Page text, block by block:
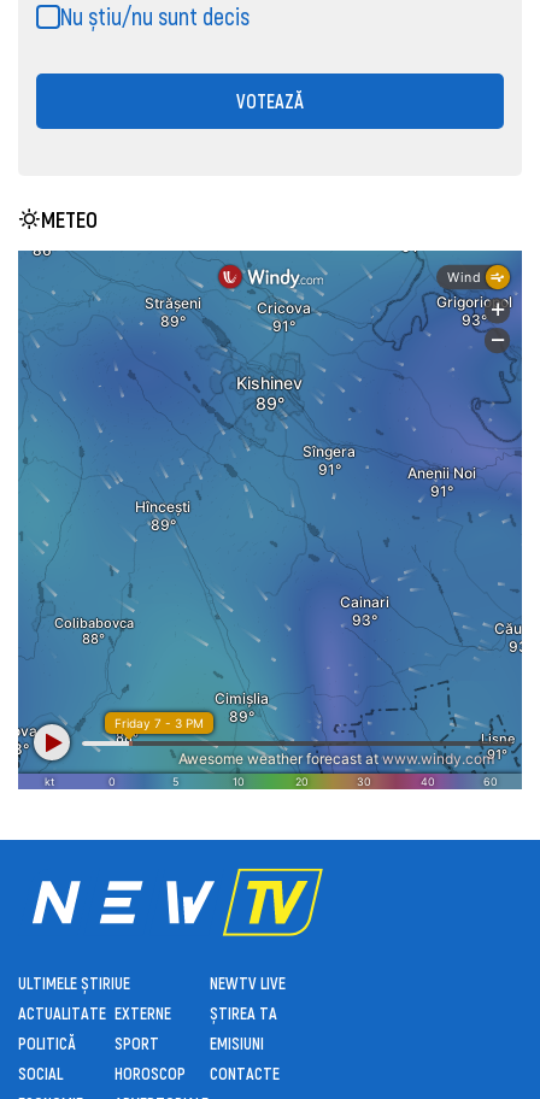
Nu știu/nu sunt decis
VOTEAZĂ
METEO
ULTIMELE ȘTIRI
ACTUALITATE
POLITICĂ
SOCIAL
UE
EXTERNE
SPORT
HOROSCOP
NEWTV LIVE
ȘTIREA TA
EMISIUNI
CONTACTE